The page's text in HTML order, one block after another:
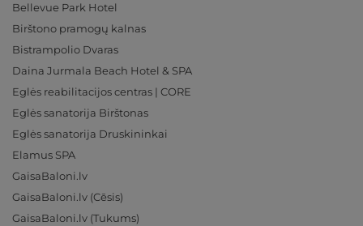
Bellevue Park Hotel
Birštono pramogų kalnas
Bistrampolio Dvaras
Daina Jurmala Beach Hotel & SPA
Eglės reabilitacijos centras | CORE
Eglės sanatorija Birštonas
Eglės sanatorija Druskininkai
Elamus SPA
GaisaBaloni.lv
GaisaBaloni.lv (Cēsis)
GaisaBaloni.lv (Tukums)